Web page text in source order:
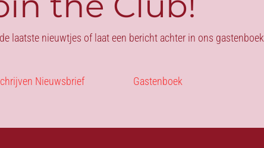
laatste nieuwtjes of laat een bericht achter in ons gastenboek
Nieuwsbrief Gastenboek